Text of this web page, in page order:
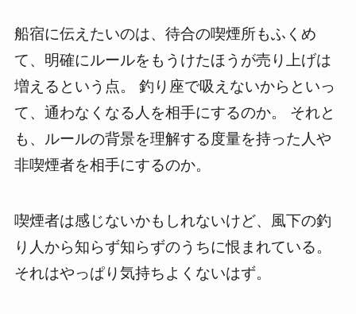
船宿に伝えたいのは、待合の喫煙所もふくめ
て、明確にルールをもうけたほうが売り上げは
増えるという点。 釣り座で吸えないからといっ
て、通わなくなる人を相手にするのか。 それと
も、ルールの背景を理解する度量を持った人や
非喫煙者を相手にするのか。
喫煙者は感じないかもしれないけど、風下の釣
り人から知らず知らずのうちに恨まれている。
それはやっぱり気持ちよくないはず。